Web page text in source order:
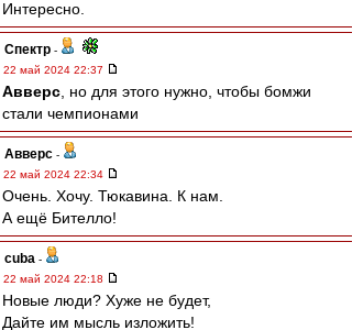
Интересно.
Спектр -
22 май 2024 22:37
Авверс , но для этого нужно, чтобы бомжи
стали чемпионами
Авверс -
22 май 2024 22:34
Очень. Хочу. Тюкавина. К нам.
А ещё Бителло!
cuba -
22 май 2024 22:18
Новые люди? Хуже не будет,
Дайте им мысль изложить!